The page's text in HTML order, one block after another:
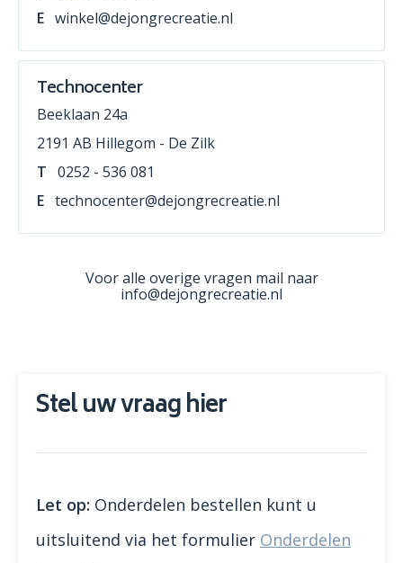
E winkel@dejongrecreatie.nl
Technocenter
Beeklaan 24a
2191 AB Hillegom - De Zilk
T 0252 - 536 081
E technocenter@dejongrecreatie.nl
Voor alle overige vragen mail naar
info@dejongrecreatie.nl
Stel uw vraag hier
Let op: Onderdelen bestellen kunt u
uitsluitend via het formulier Onderdelen